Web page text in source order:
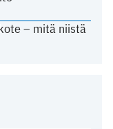
– mitä niistä